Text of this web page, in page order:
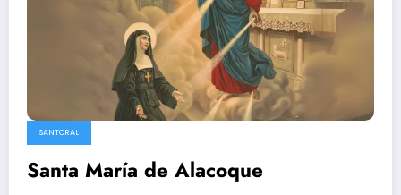
SANTORAL
Santa María de Alacoque